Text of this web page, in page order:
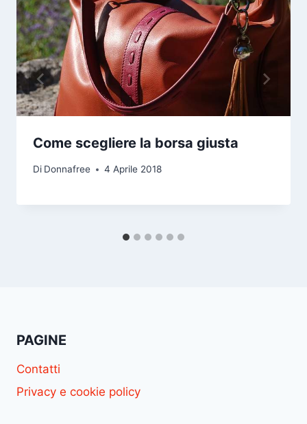
Come scegliere la borsa giusta
Di Donnafree 4 Aprile 2018
PAGINE
Contatti
Privacy e cookie policy